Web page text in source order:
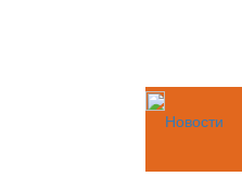
Новости